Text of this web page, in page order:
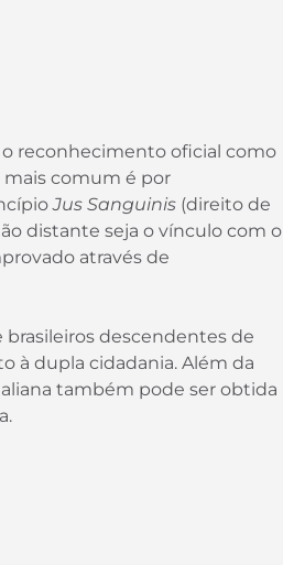
reconhecimento oficial como
mais comum é por
Jus Sanguinis (direito de
distante seja o vínculo com o
através de
descendentes de
à dupla cidadania. Além da
também pode ser obtida